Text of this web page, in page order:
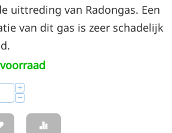
uittreding van Radongas. Een
van dit gas is zeer schadelijk
+
−